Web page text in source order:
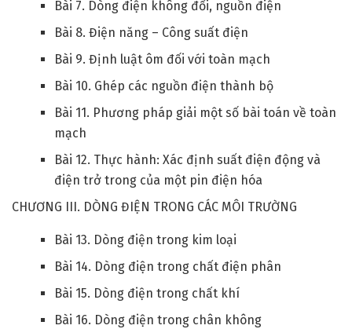
Bài 7. Dòng điện không đổi, nguồn điện
Bài 8. Điện năng – Công suất điện
Bài 9. Định luật ôm đối với toàn mạch
Bài 10. Ghép các nguồn điện thành bộ
Bài 11. Phương pháp giải một số bài toán về toàn
mạch
Bài 12. Thực hành: Xác định suất điện động và
điện trở trong của một pin điện hóa
CHƯƠNG III. DÒNG ĐIỆN TRONG CÁC MÔI TRƯỜNG
Bài 13. Dòng điện trong kim loại
Bài 14. Dòng điện trong chất điện phân
Bài 15. Dòng điện trong chất khí
Bài 16. Dòng điện trong chân không